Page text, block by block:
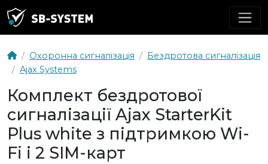
Охоронна сигналізація
Бездротова сигналізація
Ajax Systems
Комплект бездротової
сигналізації Ajax StarterKit
Plus white з підтримкою Wi-
Fi і 2 SIM-карт